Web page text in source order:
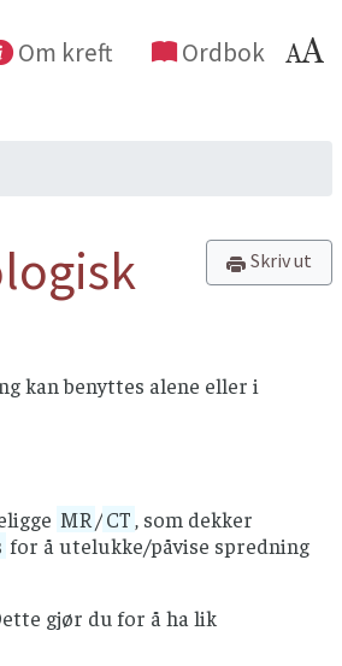
Om kreft Ordbok
Skriv ut
kan benyttes alene eller i
MR /CT, som dekker
for å utelukke/påvise spredning
gjør du for å ha lik